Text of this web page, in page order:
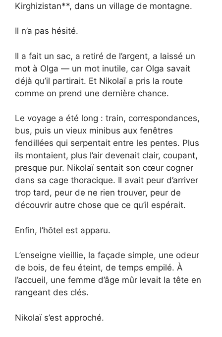
Kirghizistan**, dans un village de montagne.
Il n’a pas hésité.
Il a fait un sac, a retiré de l’argent, a laissé un
mot à Olga — un mot inutile, car Olga savait
déjà qu’il partirait. Et Nikolaï a pris la route
comme on prend une dernière chance.
Le voyage a été long : train, correspondances,
bus, puis un vieux minibus aux fenêtres
fendillées qui serpentait entre les pentes. Plus
ils montaient, plus l’air devenait clair, coupant,
presque pur. Nikolaï sentait son cœur cogner
dans sa cage thoracique. Il avait peur d’arriver
trop tard, peur de ne rien trouver, peur de
découvrir autre chose que ce qu’il espérait.
Enfin, l’hôtel est apparu.
L’enseigne vieillie, la façade simple, une odeur
de bois, de feu éteint, de temps empilé. À
l’accueil, une femme d’âge mûr levait la tête en
rangeant des clés.
Nikolaï s’est approché.